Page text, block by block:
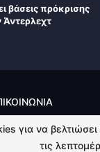
βάσεις πρόκρισης
Άντερλεχτ
για να
τις